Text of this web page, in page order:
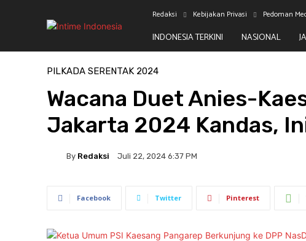
Redaksi Kebijakan Privasi Pedoman
INDONESIA TERKINI NASIONAL
Pilkada Serentak 2024
PILKADA SERENTAK 2024
Wacana Duet Anies-
Jakarta 2024 Kandas,
By Redaksi Juli 22, 2024 6:37 PM
Facebook Twitter Pinterest